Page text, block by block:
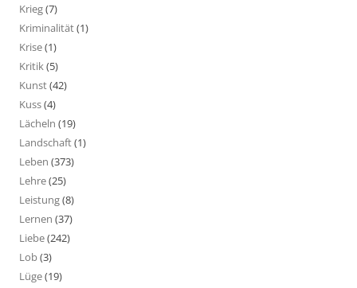
Krieg(7)
Kriminalität(1)
Krise(1)
Kritik(5)
Kunst(42)
Kuss(4)
Lächeln (19)
Landschaft(1)
Leben (373)
Lehre(25)
Leistung(8)
Lernen (37)
Liebe(242)
Lob(3)
Lüge(19)